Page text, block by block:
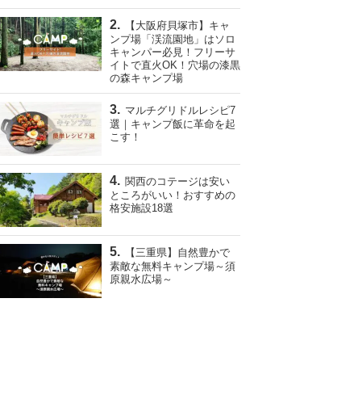
【大阪府貝塚市】キャ
ンプ場「渓流園地」はソロ
キャンパー必見！フリーサ
イトで直火OK！穴場の漆黒
の森キャンプ場
マルチグリドルレシピ7
選｜キャンプ飯に革命を起
こす！
関西のコテージは安い
ところがいい！おすすめの
格安施設18選
【三重県】自然豊かで
素敵な無料キャンプ場～須
原親水広場～